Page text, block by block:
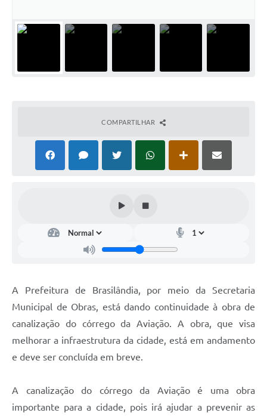
Contato
COMPARTILHAR
A Prefeitura de Brasilândia, por meio da Secretaria
Municipal de Obras, está dando continuidade à obra de
canalização do córrego da Aviação. A obra, que visa
melhorar a infraestrutura da cidade, está em andamento
e deve ser concluída em breve.
A canalização do córrego da Aviação é uma obra
importante para a cidade, pois irá ajudar a prevenir as